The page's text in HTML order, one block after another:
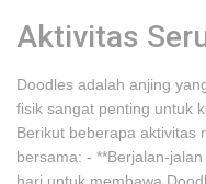
Aktivitas
Doodles adalah anjing
fisik sangat penting untuk
Berikut beberapa aktivitas
bersama: - **Berjalan-